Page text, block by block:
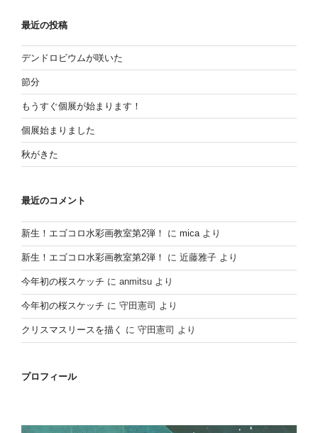
ョ
ン
最近の投稿
デンドロビウムが咲いた
節分
もうすぐ個展が始まります！
個展始まりました
秋がきた
最近のコメント
新生！エゴコロ水彩画教室第2弾！ に micaより
新生！エゴコロ水彩画教室第2弾！ に 近藤雅子 より
今年初の桜スケッチ に anmitsu より
今年初の桜スケッチ に 守田憲司 より
クリスマスリースを描く に 守田憲司 より
プロフィール